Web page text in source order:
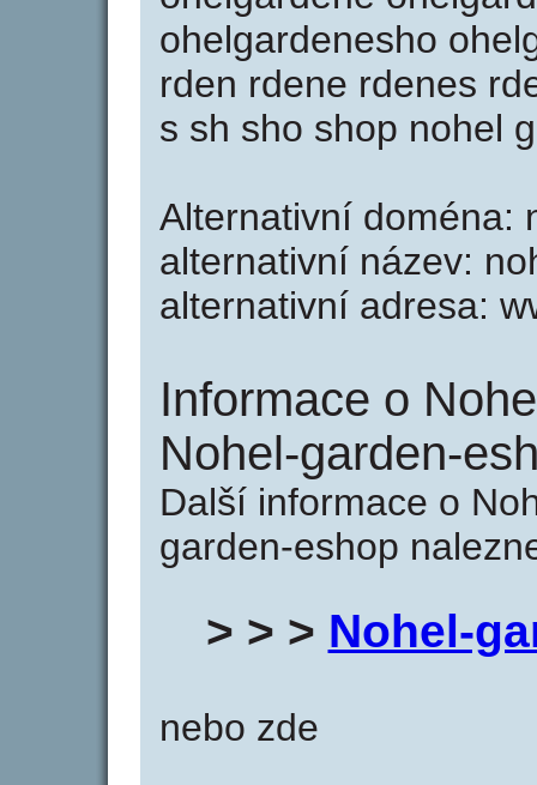
ohelgardenesho
rden rdene rdenes
s sh sho shop nohel
Alternativní doména:
alternativní název:
alternativní adresa:
Informace o
Nohel-garden-
Další informace o
garden-eshop
> > > Nohel-
nebo zde